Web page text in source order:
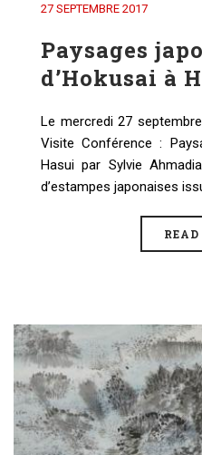
27 SEPTEMBRE 2017
Paysages
d’Hokusai à
Le mercredi 27
Visite Conférence :
Hasui par Sylvie
d’estampes japonaises